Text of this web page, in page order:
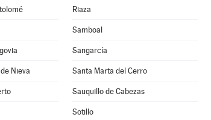
Riaza
Samboal
Sangarcía
Nieva Santa Marta del Cerro
Sauquillo de Cabezas
Sotillo